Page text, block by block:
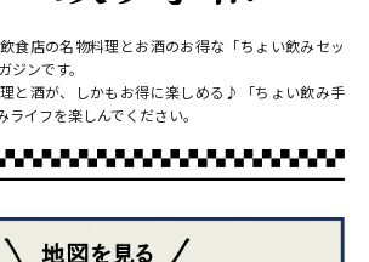
食店の名物料理とお酒のお得な「ちょい飲みセッ
ジンです。
と酒が、しかもお得に楽しめる♪「ちょい飲み手
イフを楽しんでください。